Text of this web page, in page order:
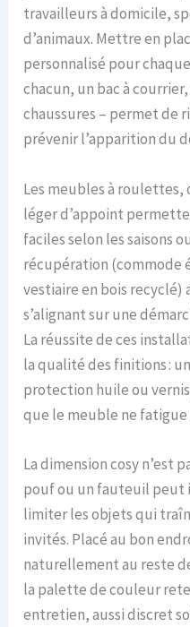
travailleurs à domicile,
d’animaux. Mettre en
personnalisé pour
chacun, un bac à
chaussures – permet de
prévenir l’apparition du
Les meubles à roulettes,
léger d’appoint
faciles selon les saisons
récupération (commode
vestiaire en bois
s’alignant sur une
La réussite de ces
la qualité des finitions :
protection huile ou
que le meuble ne
La dimension cosy n’est
pouf ou un fauteuil peut
limiter les objets qui
invités. Placé au bon
naturellement au reste
la palette de couleur
entretien, aussi discret